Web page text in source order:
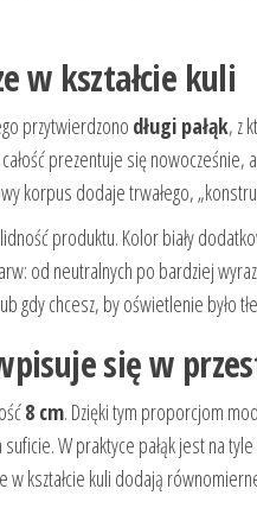
w kształcie kuli
przytwierdzono długi pałąk, z
prezentuje się
korpus dodaje trwałego,
produktu. Kolor biały
od neutralnych po bardziej
gdy chcesz, by oświetlenie było
się w
8 cm. Dzięki tym proporcjom
W praktyce pałąk jest na
kształcie kuli dodają